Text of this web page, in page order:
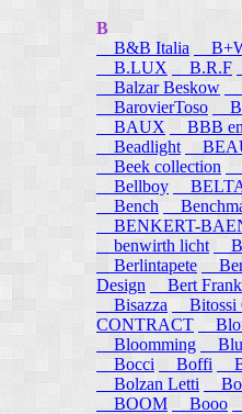
B
B&B Italia
B.LUX
B.R.F
Balzar Beskow
BarovierToso
BAUX
BBB
Beadlight
Beek collection
Bellboy
Bench
BENKERT-
benwirth licht
Berlintapete
Design
Bert Frank
Bisazza
Bitossi
CONTRACT
Bloomming
Blu
Bocci
Boffi
Bolzan Letti
BOOM
Booo